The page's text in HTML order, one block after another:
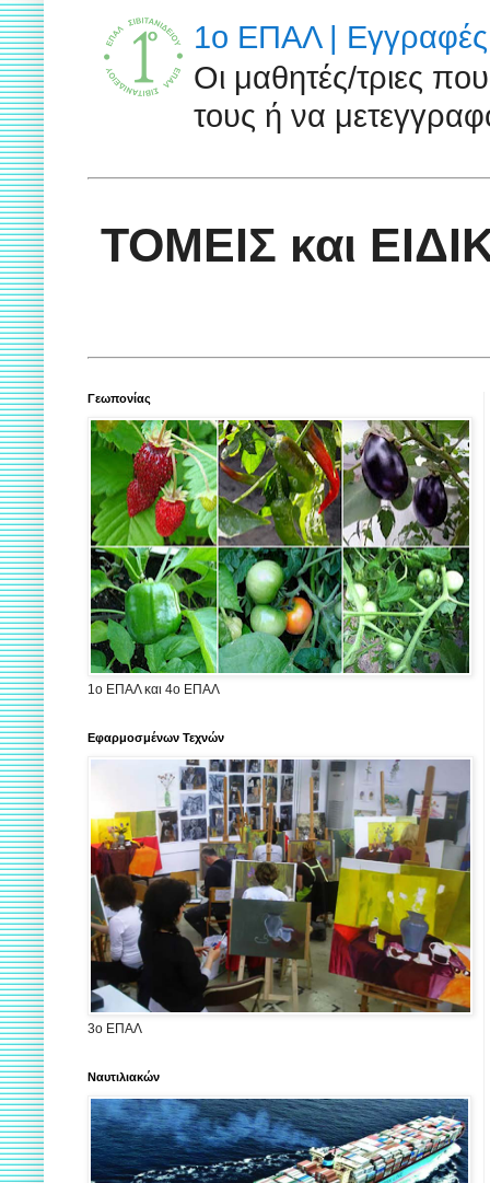
1ο ΕΠΑΛ | Εγγραφές
Οι μαθητές/τριες
τους ή να
ΤΟΜΕΙΣ και
Γεωπονίας
1ο ΕΠΑΛ και 4ο ΕΠΑΛ
Εφαρμοσμένων Τεχνών
3ο ΕΠΑΛ
Ναυτιλιακών